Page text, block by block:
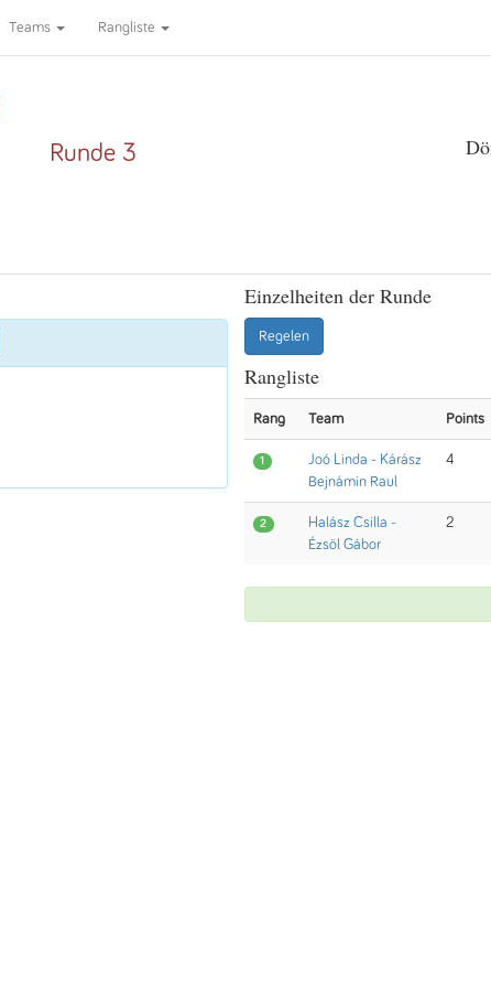
Teams Rangliste
Runde 3
Einzelheiten der Runde
Regelen
Rangliste
Rang Team Points
1
Joó Linda - Kárász
Bejnámin Raul
4
2
Halász Csilla -
Ézsöl Gábor
2